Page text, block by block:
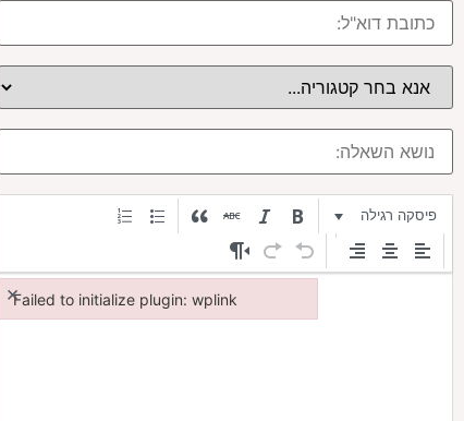
פיסקה רגילה
Failed to initialize plugin: wplink
×
Failed to initialize plugin: wplink